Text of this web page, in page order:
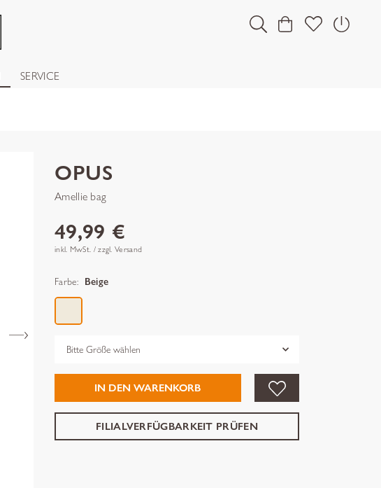
SERVICE
OPUS
Amellie bag
49,99 €
inkl. MwSt. / zzgl. Versand
Farbe: Beige
Grösse
IN DEN WARENKORB
FILIALVERFÜGBARKEIT PRÜFEN